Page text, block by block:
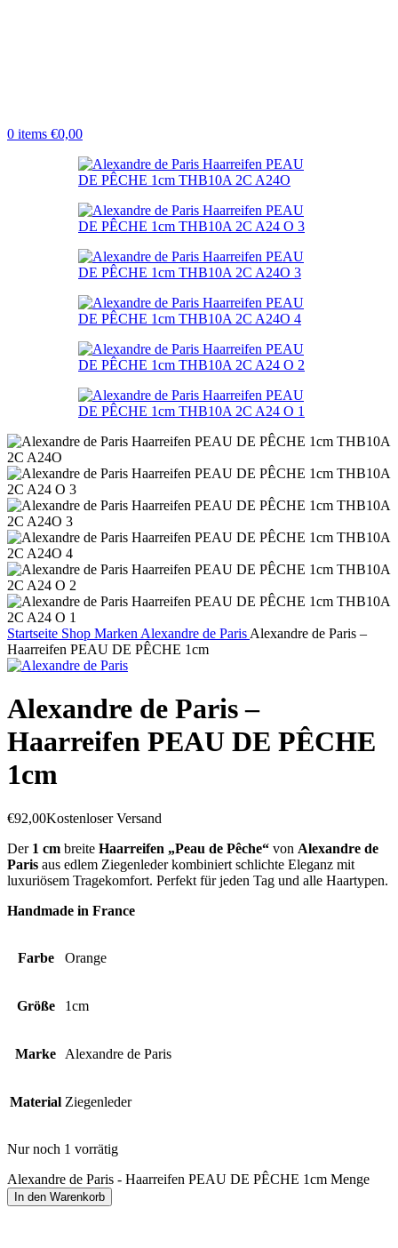
0 items €0,00
Startseite Shop Marken Alexandre de Paris Alexandre de Paris –
Haarreifen PEAU DE PÊCHE 1cm
Alexandre de Paris –
Haarreifen PEAU DE PÊCHE
1cm
€92,00Kostenloser Versand
Der 1 cm breite Haarreifen „Peau de Pêche“ von Alexandre de
Paris aus edlem Ziegenleder kombiniert schlichte Eleganz mit
luxuriösem Tragekomfort. Perfekt für jeden Tag und alle Haartypen.
Handmade in France
Farbe Orange
Größe 1cm
Marke Alexandre de Paris
Material Ziegenleder
Nur noch 1 vorrätig
Alexandre de Paris - Haarreifen PEAU DE PÊCHE 1cm Menge
In den Warenkorb